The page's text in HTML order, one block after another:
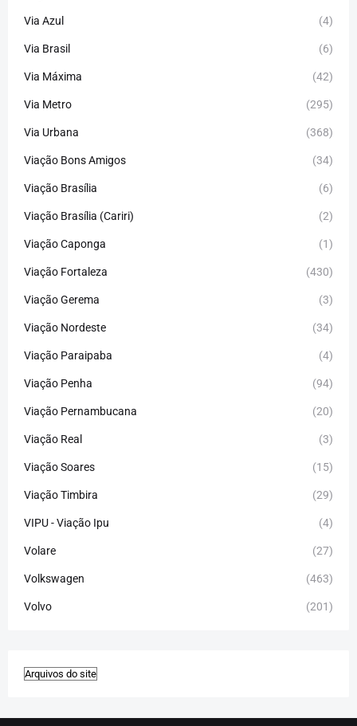
Via Azul (4)
Via Brasil (6)
Via Máxima (42)
Via Metro (295)
Via Urbana (368)
Viação Bons Amigos (34)
Viação Brasília (6)
Viação Brasília (Cariri) (2)
Viação Caponga (1)
Viação Fortaleza (430)
Viação Gerema (3)
Viação Nordeste (34)
Viação Paraipaba (4)
Viação Penha (94)
Viação Pernambucana (20)
Viação Real (3)
Viação Soares (15)
Viação Timbira (29)
VIPU - Viação Ipu (4)
Volare (27)
Volkswagen (463)
Volvo (201)